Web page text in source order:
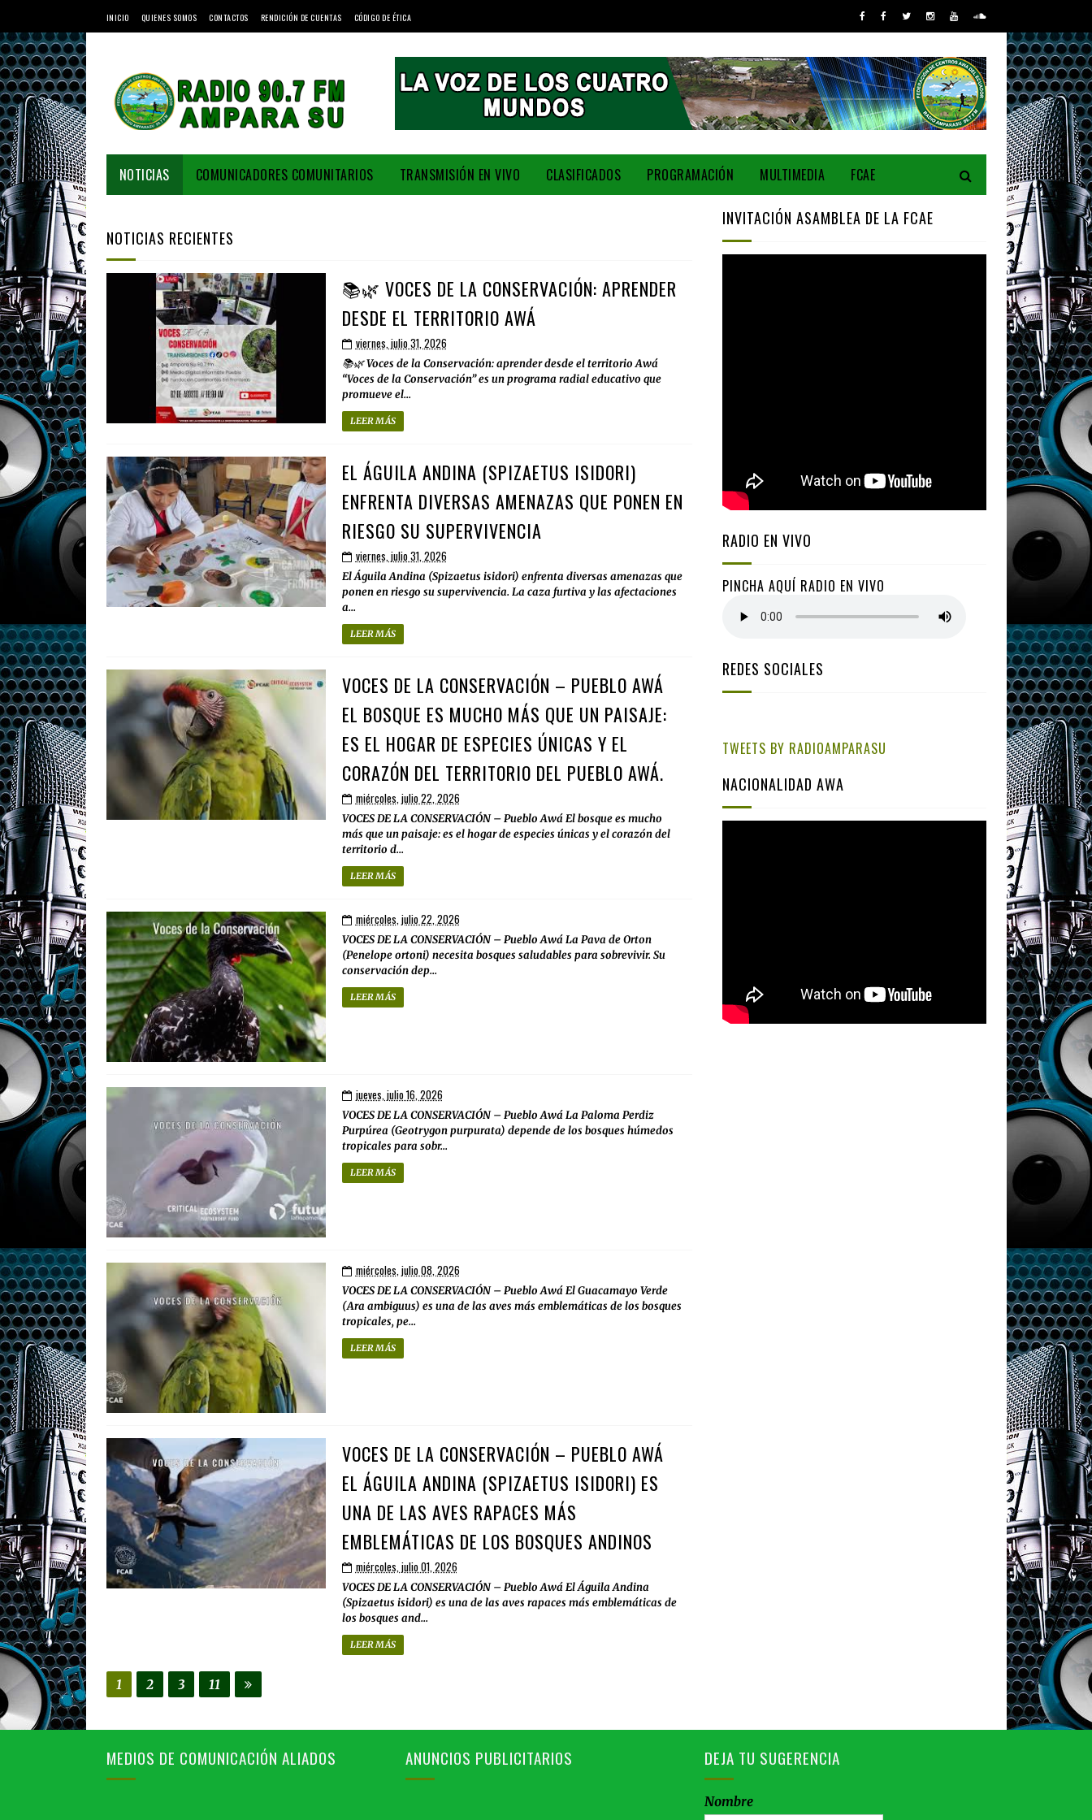
INICIO QUIENES SOMOS CONTACTOS RENDICIÓN DE CUENTAS CÓDIGO DE ÉTICA
NOTICIAS COMUNICADORES COMUNITARIOS TRANSMISIÓN EN VIVO CLASIFICADOS PROGRAMACIÓN MULTIMEDIA FCAE
NOTICIAS RECIENTES
📚🌿 VOCES DE LA CONSERVACIÓN: APRENDER
DESDE EL TERRITORIO AWÁ
viernes, julio 31, 2026
📚🌿 Voces de la Conservación: aprender desde el territorio Awá
“Voces de la Conservación” es un programa radial educativo que
promueve el...
LEER MÁS
EL ÁGUILA ANDINA (SPIZAETUS ISIDORI)
ENFRENTA DIVERSAS AMENAZAS QUE PONEN EN
RIESGO SU SUPERVIVENCIA
viernes, julio 31, 2026
El Águila Andina (Spizaetus isidori) enfrenta diversas amenazas que
ponen en riesgo su supervivencia. La caza furtiva y las afectaciones
a...
LEER MÁS
VOCES DE LA CONSERVACIÓN – PUEBLO AWÁ
EL BOSQUE ES MUCHO MÁS QUE UN PAISAJE:
ES EL HOGAR DE ESPECIES ÚNICAS Y EL
CORAZÓN DEL TERRITORIO DEL PUEBLO AWÁ.
miércoles, julio 22, 2026
VOCES DE LA CONSERVACIÓN – Pueblo Awá El bosque es mucho
más que un paisaje: es el hogar de especies únicas y el corazón del
territorio d...
LEER MÁS
miércoles, julio 22, 2026
VOCES DE LA CONSERVACIÓN – Pueblo Awá La Pava de Orton
(Penelope ortoni) necesita bosques saludables para sobrevivir. Su
conservación dep...
LEER MÁS
jueves, julio 16, 2026
VOCES DE LA CONSERVACIÓN – Pueblo Awá La Paloma Perdiz
Purpúrea (Geotrygon purpurata) depende de los bosques húmedos
tropicales para sobr...
LEER MÁS
miércoles, julio 08, 2026
VOCES DE LA CONSERVACIÓN – Pueblo Awá El Guacamayo Verde
(Ara ambiguus) es una de las aves más emblemáticas de los bosques
tropicales, pe...
LEER MÁS
VOCES DE LA CONSERVACIÓN – PUEBLO AWÁ
EL ÁGUILA ANDINA (SPIZAETUS ISIDORI) ES
UNA DE LAS AVES RAPACES MÁS
EMBLEMÁTICAS DE LOS BOSQUES ANDINOS
miércoles, julio 01, 2026
VOCES DE LA CONSERVACIÓN – Pueblo Awá El Águila Andina
(Spizaetus isidori) es una de las aves rapaces más emblemáticas de
los bosques and...
LEER MÁS
1 2 3 11
INVITACIÓN ASAMBLEA DE LA FCAE
RADIO EN VIVO
PINCHA AQUÍ RADIO EN VIVO
REDES SOCIALES
TWEETS BY RADIOAMPARASU
NACIONALIDAD AWA
MEDIOS DE COMUNICACIÓN ALIADOS ANUNCIOS PUBLICITARIOS DEJA TU SUGERENCIA
Nombre